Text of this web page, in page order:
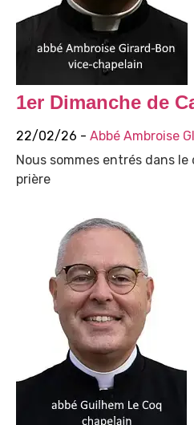
1er Dimanche de
22/02/26 - Abbé Ambroise
Nous sommes entrés dans
prière